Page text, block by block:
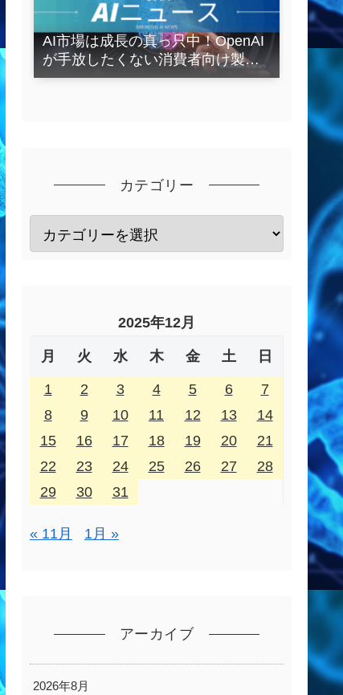
AI市場は成長の真っ只中！OpenAI
が手放したくない消費者向け製品
とは？
カテゴリー
2025年12月
月 火 水 木 金 土 日
1 2 3 4 5 6
7
8
9 10 11 12 13
14
15
16 17 18 19 20
21
22
23 24 25 26 27
28
29
30 31
« 11月 1月 »
アーカイブ
2026年8月